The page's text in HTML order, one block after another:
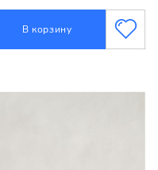
В корзину